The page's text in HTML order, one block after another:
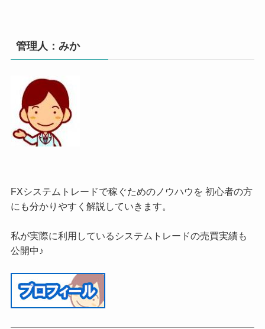
管理人：みか
FXシステムトレードで稼ぐためのノウハウを 初心者の方
にも分かりやすく解説していきます。
私が実際に利用しているシステムトレードの売買実績も
公開中♪